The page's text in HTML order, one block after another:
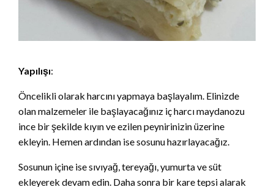
Yapılışı:
Öncelikli olarak harcını yapmaya başlayalım. Elinizde
olan malzemeler ile başlayacağınız iç harcı maydanozu
ince bir şekilde kıyın ve ezilen peynirinizin üzerine
ekleyin. Hemen ardından ise sosunu hazırlayacağız.
Sosunun içine ise sıvıyağ, tereyağı, yumurta ve süt
ekleyerek devam edin. Daha sonra bir kare tepsi alarak